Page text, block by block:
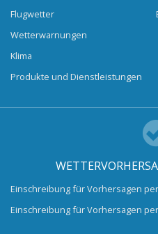
Flugwetter
Wetterwarnungen
Klima
Produkte und Dienstleistungen
Einschreibung für Vorhersagen per
Einschreibung für Vorhersagen